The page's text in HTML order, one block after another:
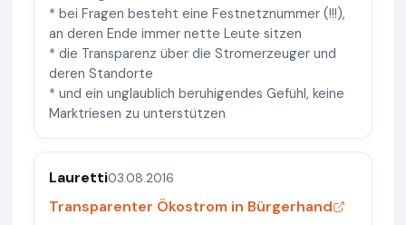
* bei Fragen besteht eine Festnetznummer (!!!),
an deren Ende immer nette Leute sitzen
* die Transparenz über die Stromerzeuger und
deren Standorte
* und ein unglaublich beruhigendes Gefühl, keine
Marktriesen zu unterstützen
Lauretti03.08.2016
Transparenter Ökostrom in Bürgerhand